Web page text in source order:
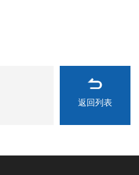
返回列表